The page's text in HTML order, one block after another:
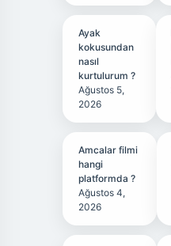
Ayak
kokusundan
nasıl
kurtulurum ?
Ağustos 5,
2026
Amcalar filmi
hangi
platformda ?
Ağustos 4,
2026